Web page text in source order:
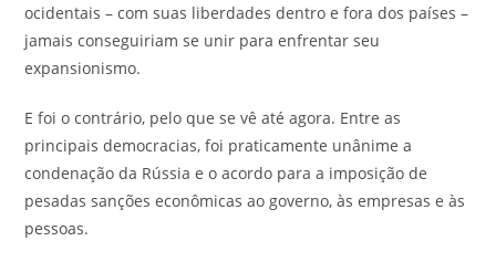
ocidentais – com suas liberdades dentro e fora dos países –
jamais conseguiriam se unir para enfrentar seu
expansionismo.
E foi o contrário, pelo que se vê até agora. Entre as
principais democracias, foi praticamente unânime a
condenação da Rússia e o acordo para a imposição de
pesadas sanções econômicas ao governo, às empresas e às
pessoas.